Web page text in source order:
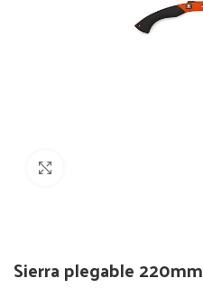
Sierra plegable 220mm